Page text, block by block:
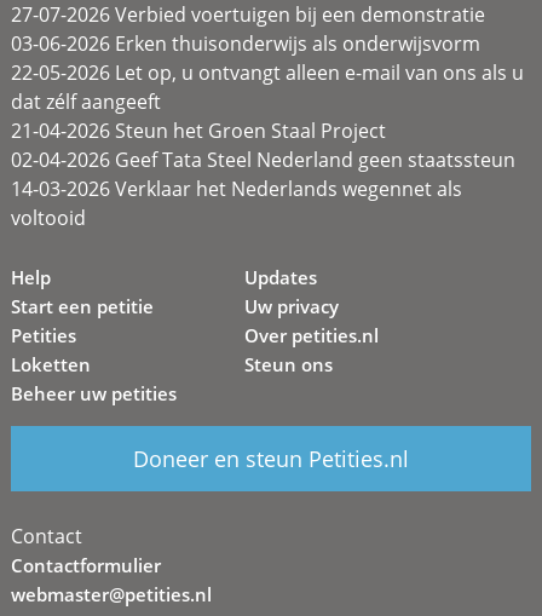
27-07-2026 Verbied voertuigen bij een demonstratie
03-06-2026 Erken thuisonderwijs als onderwijsvorm
22-05-2026 Let op, u ontvangt alleen e-mail van ons als u
dat zélf aangeeft
21-04-2026 Steun het Groen Staal Project
02-04-2026 Geef Tata Steel Nederland geen staatssteun
14-03-2026 Verklaar het Nederlands wegennet als
voltooid
Help
Start een petitie
Petities
Loketten
Beheer uw petities
Updates
Uw privacy
Over petities.nl
Steun ons
Doneer en steun Petities.nl
Contact
Contactformulier
webmaster@petities.nl